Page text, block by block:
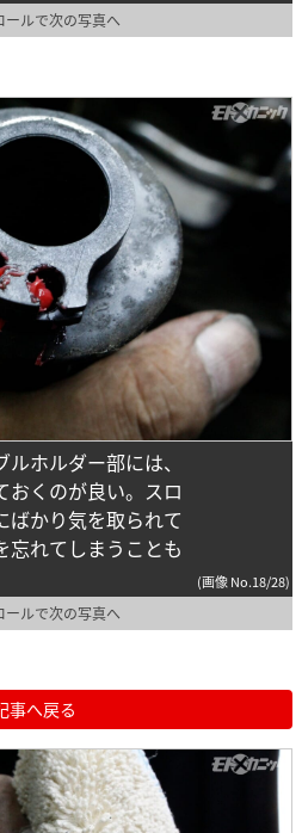
ールで次の写真へ
ホルダー部には、
おくのが良い。スロ
ばかり気を取られて
忘れてしまうことも
(画像 No.18/28)
ールで次の写真へ
事へ戻る